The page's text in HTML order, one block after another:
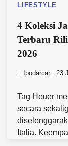
LIFESTYLE
4 Koleksi
Terbaru
2026
Ipodarcar 23
Tag Heuer
secara
Italia.